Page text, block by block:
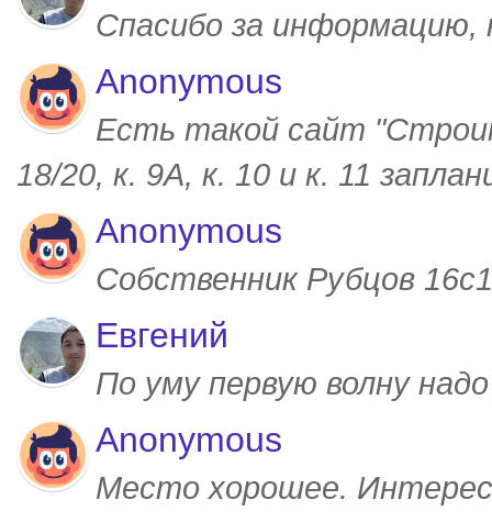
Спасибо за
Anonymous
Есть такой сайт
18/20, к. 9А, к. 10 и к. 11
Anonymous
Собственник Рубцов
Евгений
По уму первую волну
Anonymous
Место хорошее.